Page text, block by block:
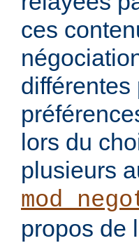
ces
lors du
plusieurs
propos de